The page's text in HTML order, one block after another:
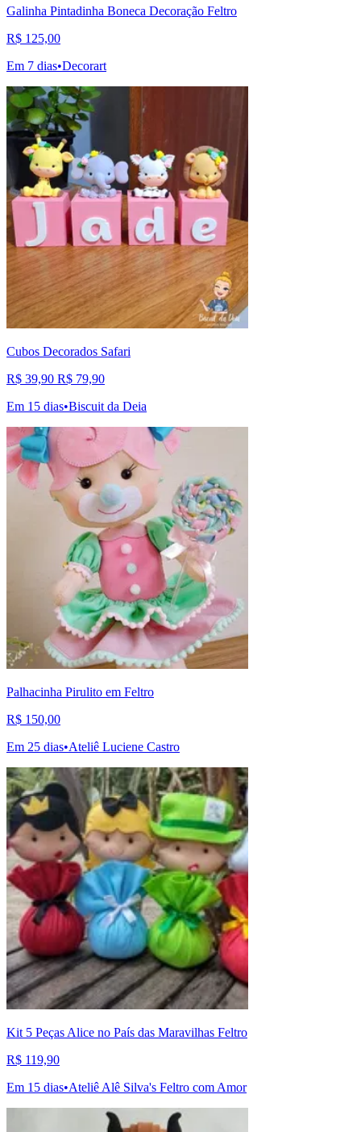
Galinha Pintadinha Boneca Decoração Feltro
R$ 125,00
Em 7 dias•Decorart
Cubos Decorados Safari
R$ 39,90 R$ 79,90
Em 15 dias•Biscuit da Deia
Palhacinha Pirulito em Feltro
R$ 150,00
Em 25 dias•Ateliê Luciene Castro
Kit 5 Peças Alice no País das Maravilhas Feltro
R$ 119,90
Em 15 dias•Ateliê Alê Silva's Feltro com Amor